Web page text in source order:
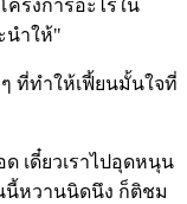
ครงการอะไรใน
นำให้"
ที่ทำให้เฟี้ยนมั้นใจที่
เดี๋ยวเราไปอุดหนุน
นี้หวานนิดนึง ก็ติชม